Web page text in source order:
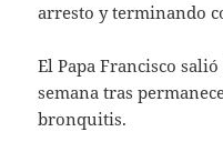
arresto y terminando
El Papa Francisco
semana tras
bronquitis.